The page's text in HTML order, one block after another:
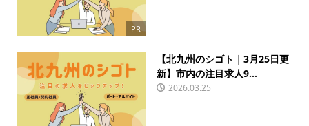
PR
【北九州のシゴト｜3月25日更
新】市内の注目求人9...
2026.03.25